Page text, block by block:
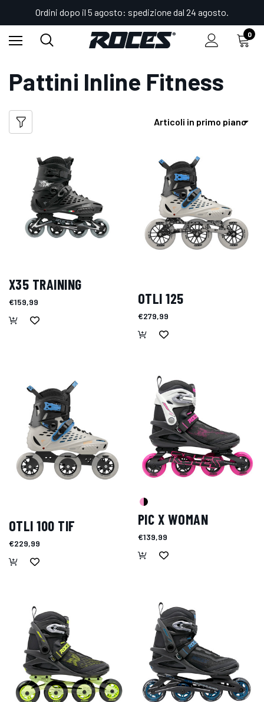
Ordini dopo il 5 agosto: spedizione dal 24 agosto.
0
Shop Pattini Roces Pattini Inline Pattini Inline Fitness
Pattini Inline Fitness
X35 TRAINING
€159,99 OTLI 125
€279,99
OTLI 100 TIF
€229,99
PIC X WOMAN
€139,99